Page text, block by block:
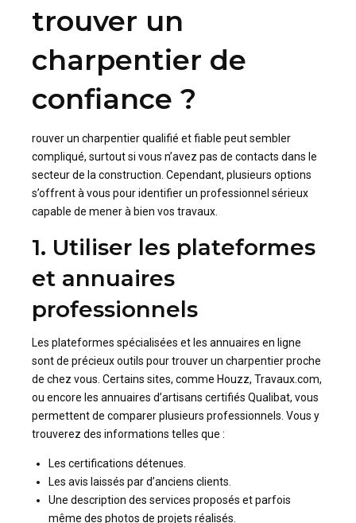
trouver un
charpentier de
confiance ?
rouver un charpentier qualifié et fiable peut sembler
compliqué, surtout si vous n’avez pas de contacts dans le
secteur de la construction. Cependant, plusieurs options
s’offrent à vous pour identifier un professionnel sérieux
capable de mener à bien vos travaux.
1. Utiliser les plateformes
et annuaires
professionnels
Les plateformes spécialisées et les annuaires en ligne
sont de précieux outils pour trouver un charpentier proche
de chez vous. Certains sites, comme Houzz, Travaux.com,
ou encore les annuaires d’artisans certifiés Qualibat, vous
permettent de comparer plusieurs professionnels. Vous y
trouverez des informations telles que :
Les certifications détenues.
Les avis laissés par d’anciens clients.
Une description des services proposés et parfois
même des photos de projets réalisés.